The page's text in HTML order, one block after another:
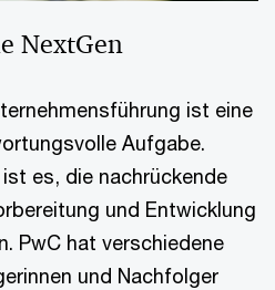
NextGen
ist eine
Aufgabe.
es, die nachrückende
und Entwicklung
PwC hat verschiedene
und Nachfolger